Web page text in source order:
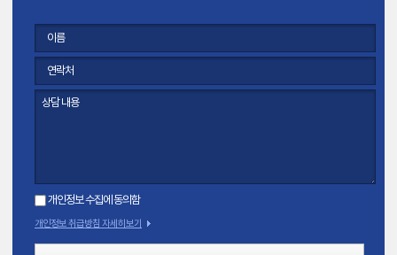
개인정보 수집에 동의함
개인정보 취급방침 자세히보기